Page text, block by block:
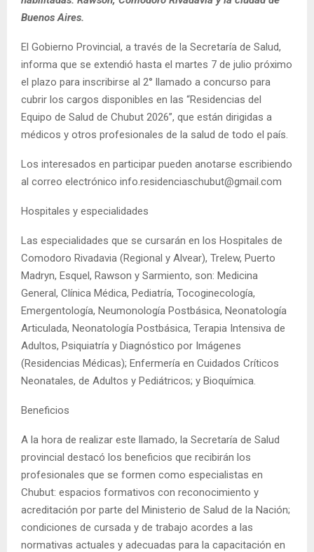
Buenos Aires.
El Gobierno Provincial, a través de la Secretaría de Salud,
informa que se extendió hasta el martes 7 de julio próximo
el plazo para inscribirse al 2° llamado a concurso para
cubrir los cargos disponibles en las “Residencias del
Equipo de Salud de Chubut 2026”, que están dirigidas a
médicos y otros profesionales de la salud de todo el país.
Los interesados en participar pueden anotarse escribiendo
al correo electrónico info.residenciaschubut@gmail.com
Hospitales y especialidades
Las especialidades que se cursarán en los Hospitales de
Comodoro Rivadavia (Regional y Alvear), Trelew, Puerto
Madryn, Esquel, Rawson y Sarmiento, son: Medicina
General, Clínica Médica, Pediatría, Tocoginecología,
Emergentología, Neumonología Postbásica, Neonatología
Articulada, Neonatología Postbásica, Terapia Intensiva de
Adultos, Psiquiatría y Diagnóstico por Imágenes
(Residencias Médicas); Enfermería en Cuidados Críticos
Neonatales, de Adultos y Pediátricos; y Bioquímica.
Beneficios
A la hora de realizar este llamado, la Secretaría de Salud
provincial destacó los beneficios que recibirán los
profesionales que se formen como especialistas en
Chubut: espacios formativos con reconocimiento y
acreditación por parte del Ministerio de Salud de la Nación;
condiciones de cursada y de trabajo acordes a las
normativas actuales y adecuadas para la capacitación en